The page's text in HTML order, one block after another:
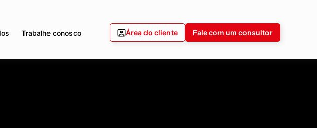
Trabalhe conosco Área do cliente Fale com um consultor